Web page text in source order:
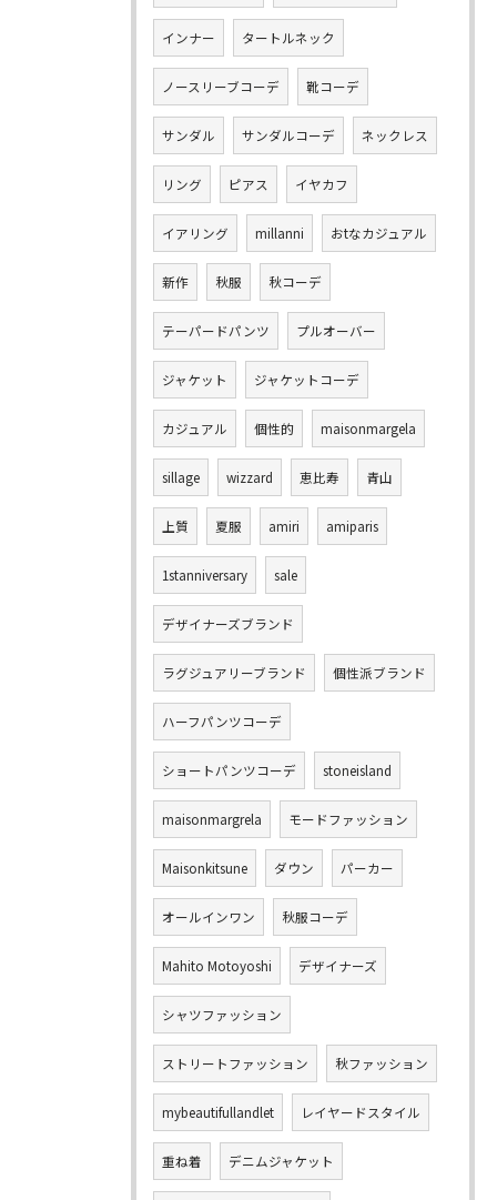
インナー タートルネック
ノースリーブコーデ 靴コーデ
サンダル サンダルコーデ ネックレス
リング ピアス イヤカフ
イアリング millanni おtなカジュアル
新作 秋服 秋コーデ
テーパードパンツ プルオーバー
ジャケット ジャケットコーデ
カジュアル 個性的 maisonmargela
sillage wizzard 恵比寿 青山
上質 夏服 amiri amiparis
1stanniversary sale
デザイナーズブランド
ラグジュアリーブランド 個性派ブランド
ハーフパンツコーデ
ショートパンツコーデ stoneisland
maisonmargrela モードファッション
Maisonkitsune ダウン パーカー
オールインワン 秋服コーデ
Mahito Motoyoshi デザイナーズ
シャツファッション
ストリートファッション 秋ファッション
mybeautifullandlet レイヤードスタイル
重ね着 デニムジャケット